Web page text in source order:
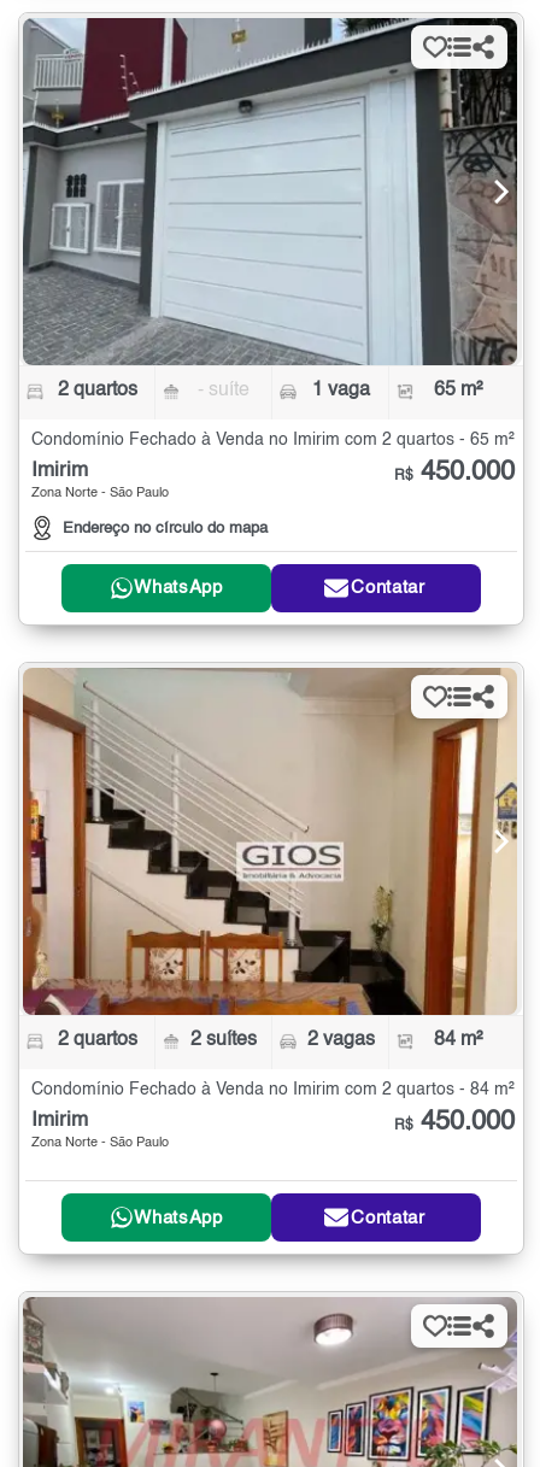
2 quartos - suíte 1 vaga 65 m²
Condomínio Fechado à Venda no Imirim com 2 quartos - 65 m²
Imirim
Zona Norte - São Paulo
Endereço no círculo do mapa
R$ 450.000
WhatsApp Contatar
2 quartos 2 suítes 2 vagas 84 m²
Condomínio Fechado à Venda no Imirim com 2 quartos - 84 m²
Imirim
Zona Norte - São Paulo
R$ 450.000
WhatsApp Contatar